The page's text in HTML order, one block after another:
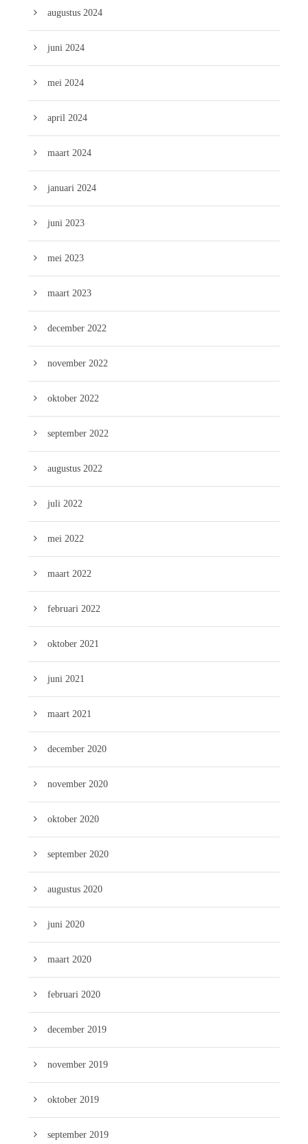
augustus 2024
juni 2024
mei 2024
april 2024
maart 2024
januari 2024
juni 2023
mei 2023
maart 2023
december 2022
november 2022
oktober 2022
september 2022
augustus 2022
juli 2022
mei 2022
maart 2022
februari 2022
oktober 2021
juni 2021
maart 2021
december 2020
november 2020
oktober 2020
september 2020
augustus 2020
juni 2020
maart 2020
februari 2020
december 2019
november 2019
oktober 2019
september 2019